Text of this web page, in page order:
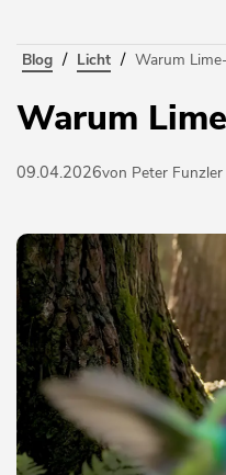
Blog / Licht / Warum
Warum
09.04.2026von Peter Funzler